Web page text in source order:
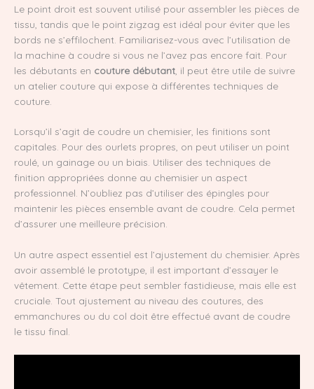
Le point droit est souvent utilisé pour assembler les pièces de
tissu, tandis que le point zigzag est idéal pour éviter que les
bords ne s’effilochent. Familiarisez-vous avec l’utilisation de
la machine à coudre si vous ne l’avez pas encore fait. Pour
les débutants en couture débutant , il peut être utile de suivre
un atelier couture qui expose à différentes techniques de
couture.
Lorsqu’il s’agit de coudre un chemisier, les finitions sont
capitales. Pour des ourlets propres, on peut utiliser un point
roulé, un gainage ou un biais. Utiliser des techniques de
finition appropriées donne au chemisier un aspect
professionnel. N’oubliez pas d’utiliser des épingles pour
maintenir les pièces ensemble avant de coudre. Cela permet
d’assurer une meilleure précision.
Un autre aspect essentiel est l’ajustement du chemisier. Après
avoir assemblé le prototype, il est important d’essayer le
vêtement. Cette étape peut sembler fastidieuse, mais elle est
cruciale. Tout ajustement au niveau des coutures, des
emmanchures ou du col doit être effectué avant de coudre
le tissu final.